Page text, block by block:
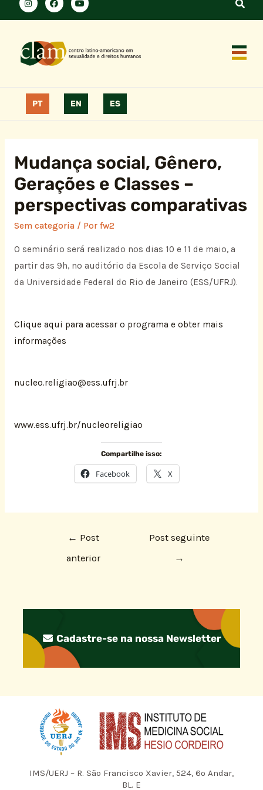
PT EN ES
Mudança social, Gênero,
Gerações e Classes –
perspectivas comparativas
Sem categoria/ Por fw2
O seminário será realizado nos dias 10 e 11 de maio, a
partir das 9h, no auditório da Escola de Serviço Social
da Universidade Federal do Rio de Janeiro (ESS/UFRJ).
Clique aqui para acessar o programa e obter mais
informações
nucleo.religiao@ess.ufrj.br
www.ess.ufrj.br/nucleoreligiao
Compartilhe isso:
Facebook X
← Post
anterior
Post seguinte
→
Cadastre-se na nossa Newsletter
IMS/UERJ – R. São Francisco Xavier, 524, 6º Andar,
BL. E